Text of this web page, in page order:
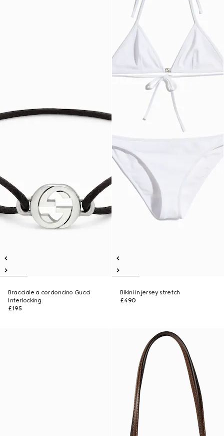
Bracciale a cordoncino Gucci
Interlocking
£195
Bikini in jersey stretch
£490